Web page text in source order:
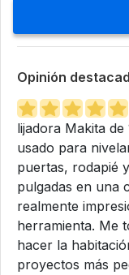
Opinión
lijadora Makita
usado para
puertas, rodapié
pulgadas en una
realmente
herramienta. Me
hacer la
proyectos más